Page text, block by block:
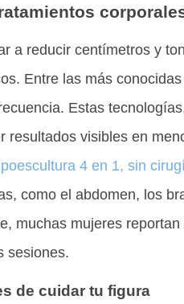
a reducir centímetros y
Entre las más
Estas
resultados visibles en
4 en 1, sin
como el abdomen, los
muchas mujeres
sesiones.
de cuidar tu figura